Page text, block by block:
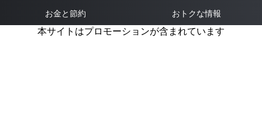
お金と節約 おトクな情報
本サイトはプロモーションが含まれています